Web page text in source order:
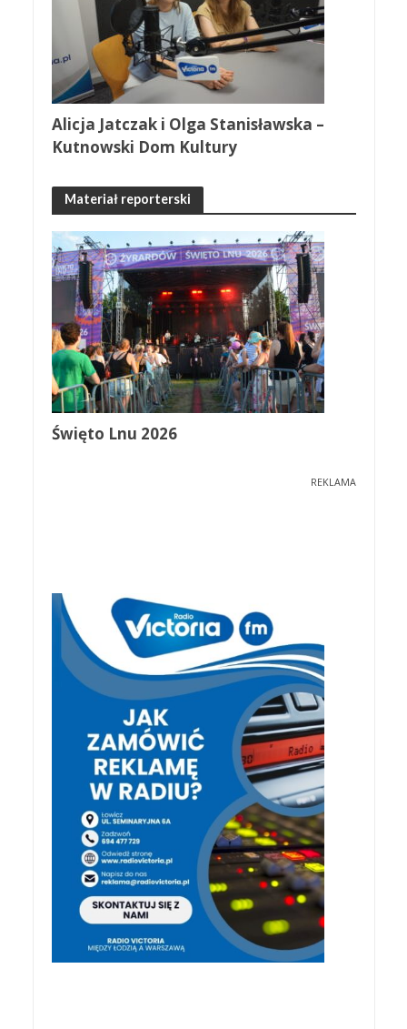
Alicja Jatczak i Olga Stanisławska –
Kutnowski Dom Kultury
Materiał reporterski
Święto Lnu 2026
REKLAMA